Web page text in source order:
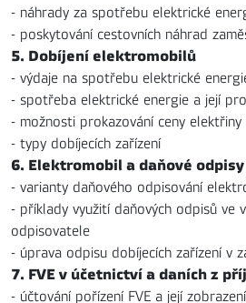
- náhrady za spotřebu elektrické
- poskytování cestovních náhrad
5. Dobíjení elektromobilů
- výdaje na spotřebu elektrické
- spotřeba elektrické energie a její
- možnosti prokazování ceny elektřiny
- typy dobíjecích zařízení
6. Elektromobil a daňové odpisy
- varianty daňového odpisování
- příklady využití daňových odpisů ve
odpisovatele
- úprava odpisu dobíjecích zařízení v
7. FVE v účetnictví a daních z
- účtování pořízení FVE a její